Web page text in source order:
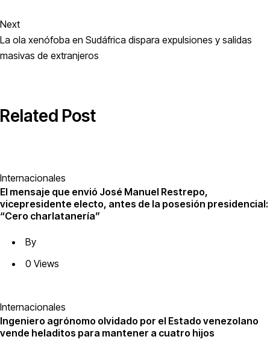
Next
La ola xenófoba en Sudáfrica dispara expulsiones y salidas
masivas de extranjeros
Related Post
Internacionales
El mensaje que envió José Manuel Restrepo,
vicepresidente electo, antes de la posesión presidencial:
“Cero charlatanería”
By
0 Views
Internacionales
Ingeniero agrónomo olvidado por el Estado venezolano
vende heladitos para mantener a cuatro hijos